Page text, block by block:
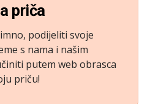
priča
podijeliti svoje
s nama i našim
putem web obrasca
priču!